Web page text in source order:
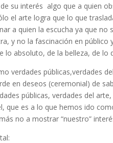
su interés algo que a quien
el arte logra que lo que
a quien la escucha ya que no
y no la fascinación en público
lo absoluto, de la belleza, de
verdades públicas,verdades
en deseos (ceremonial) de
públicas, verdades del
que es a lo que hemos ido
no a mostrar “nuestro”